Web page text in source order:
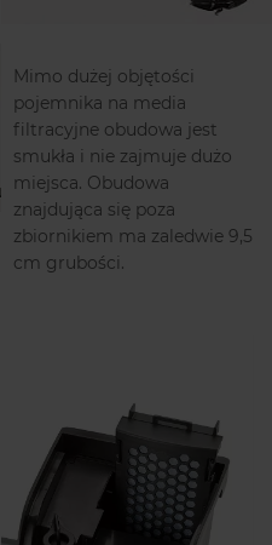
Mimo dużej objętości
pojemnika na media
filtracyjne obudowa jest
smukła i nie zajmuje dużo
miejsca. Obudowa
znajdująca się poza
zbiornikiem ma zaledwie 9,5
cm grubości.